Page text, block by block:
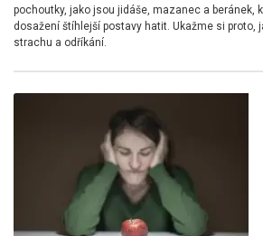
pochoutky, jako jsou jidáše, mazanec a beránek,
dosažení štíhlejší postavy hatit. Ukažme si proto,
strachu a odříkání.